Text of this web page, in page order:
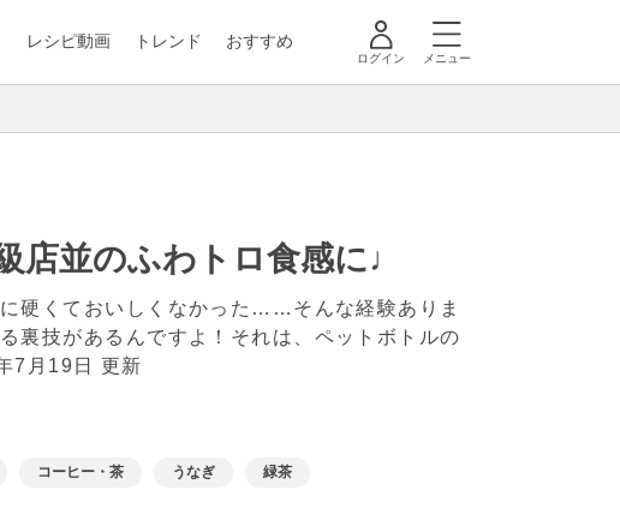
レシピ動画 トレンド おすすめ
ログイン メニュー
店並のふわトロ食感に♩
硬くておいしくなかった……そんな経験ありま
裏技があるんですよ！それは、ペットボトルの
7月19日 更新
コーヒー・茶 うなぎ 緑茶